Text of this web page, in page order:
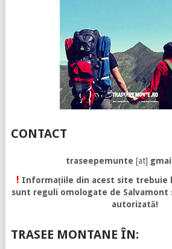
CONTACT
traseepemunte [at] gmail
! Informațiile din acest site trebuie
sunt reguli omologate de
autorizată!
TRASEE MONTANE ÎN: